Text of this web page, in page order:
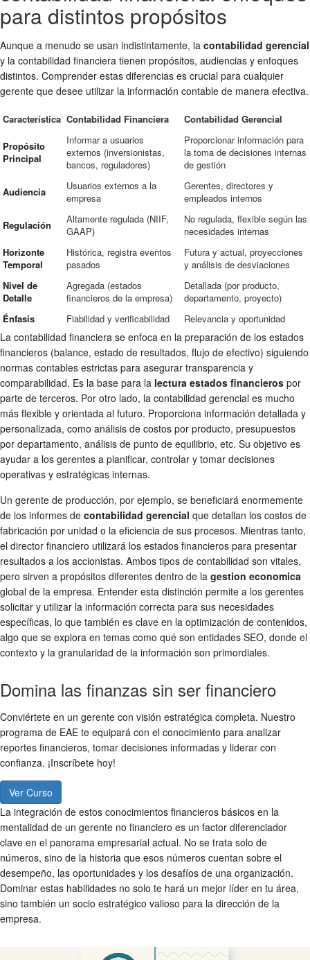
para distintos propósitos
Aunque a menudo se usan indistintamente, la contabilidad gerencial
y la contabilidad financiera tienen propósitos, audiencias y enfoques
distintos. Comprender estas diferencias es crucial para cualquier
gerente que desee utilizar la información contable de manera efectiva.
Característica Contabilidad Financiera Contabilidad Gerencial
Propósito
Principal
Informar a usuarios
externos (inversionistas,
bancos, reguladores)
Proporcionar información para
la toma de decisiones internas
de gestión
Audiencia
Usuarios externos a la
empresa
Gerentes, directores y
empleados internos
Regulación
Altamente regulada (NIIF,
GAAP)
No regulada, flexible según las
necesidades internas
Horizonte
Temporal
Histórica, registra eventos
pasados
Futura y actual, proyecciones
y análisis de desviaciones
Nivel de
Detalle
Agregada (estados
financieros de la empresa)
Detallada (por producto,
departamento, proyecto)
Énfasis
Fiabilidad y verificabilidad Relevancia y oportunidad
La contabilidad financiera se enfoca en la preparación de los estados
financieros (balance, estado de resultados, flujo de efectivo) siguiendo
normas contables estrictas para asegurar transparencia y
comparabilidad. Es la base para la lectura estados financieros por
parte de terceros. Por otro lado, la contabilidad gerencial es mucho
más flexible y orientada al futuro. Proporciona información detallada y
personalizada, como análisis de costos por producto, presupuestos
por departamento, análisis de punto de equilibrio, etc. Su objetivo es
ayudar a los gerentes a planificar, controlar y tomar decisiones
operativas y estratégicas internas.
Un gerente de producción, por ejemplo, se beneficiará enormemente
de los informes de contabilidad gerencial que detallan los costos de
fabricación por unidad o la eficiencia de sus procesos. Mientras tanto,
el director financiero utilizará los estados financieros para presentar
resultados a los accionistas. Ambos tipos de contabilidad son vitales,
pero sirven a propósitos diferentes dentro de la gestion economica
global de la empresa. Entender esta distinción permite a los gerentes
solicitar y utilizar la información correcta para sus necesidades
específicas, lo que también es clave en la optimización de contenidos,
algo que se explora en temas como qué son entidades SEO, donde el
contexto y la granularidad de la información son primordiales.
Domina las finanzas sin ser financiero
Conviértete en un gerente con visión estratégica completa. Nuestro
programa de EAE te equipará con el conocimiento para analizar
reportes financieros, tomar decisiones informadas y liderar con
confianza. ¡Inscríbete hoy!
Ver Curso
La integración de estos conocimientos financieros básicos en la
mentalidad de un gerente no financiero es un factor diferenciador
clave en el panorama empresarial actual. No se trata solo de
números, sino de la historia que esos números cuentan sobre el
desempeño, las oportunidades y los desafíos de una organización.
Dominar estas habilidades no solo te hará un mejor líder en tu área,
sino también un socio estratégico valioso para la dirección de la
empresa.